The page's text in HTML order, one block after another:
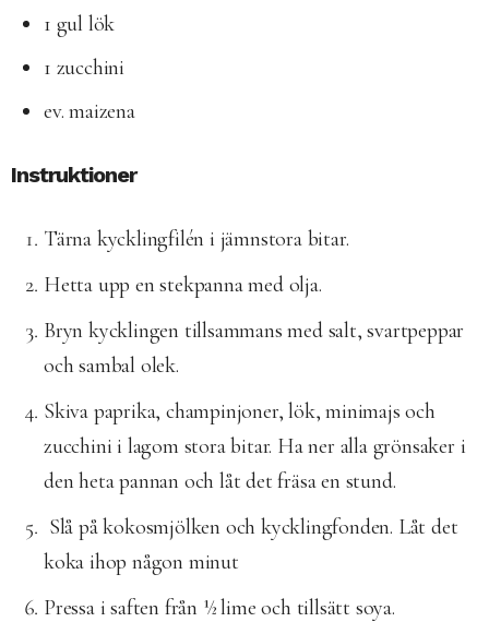
1 gul lök
1 zucchini
ev. maizena
Instruktioner
Tärna kycklingfilén i jämnstora bitar.
Hetta upp en stekpanna med olja.
Bryn kycklingen tillsammans med salt, svartpeppar
och sambal olek.
Skiva paprika, champinjoner, lök, minimajs och
zucchini i lagom stora bitar. Ha ner alla grönsaker i
den heta pannan och låt det fräsa en stund.
Slå på kokosmjölken och kycklingfonden. Låt det
koka ihop någon minut
Pressa i saften från ½ lime och tillsätt soya.